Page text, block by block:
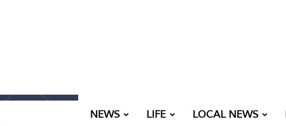
NEWS LIFE LOCAL NEWS